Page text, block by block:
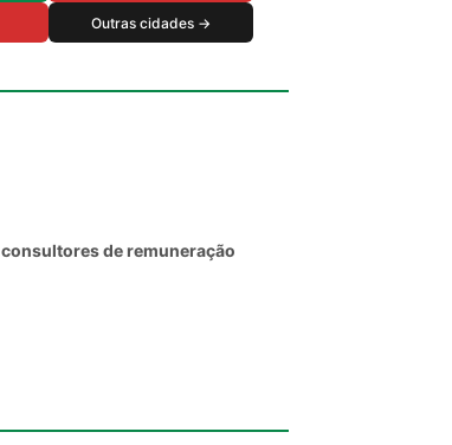
Outras cidades →
consultores de remuneração